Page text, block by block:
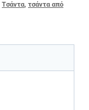
Τσάντα, τσάντα από